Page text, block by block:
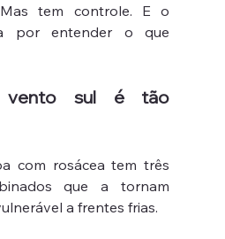
tem controle. E o
por entender o que
sul é tão
com rosácea tem três
que a tornam
a frentes frias.